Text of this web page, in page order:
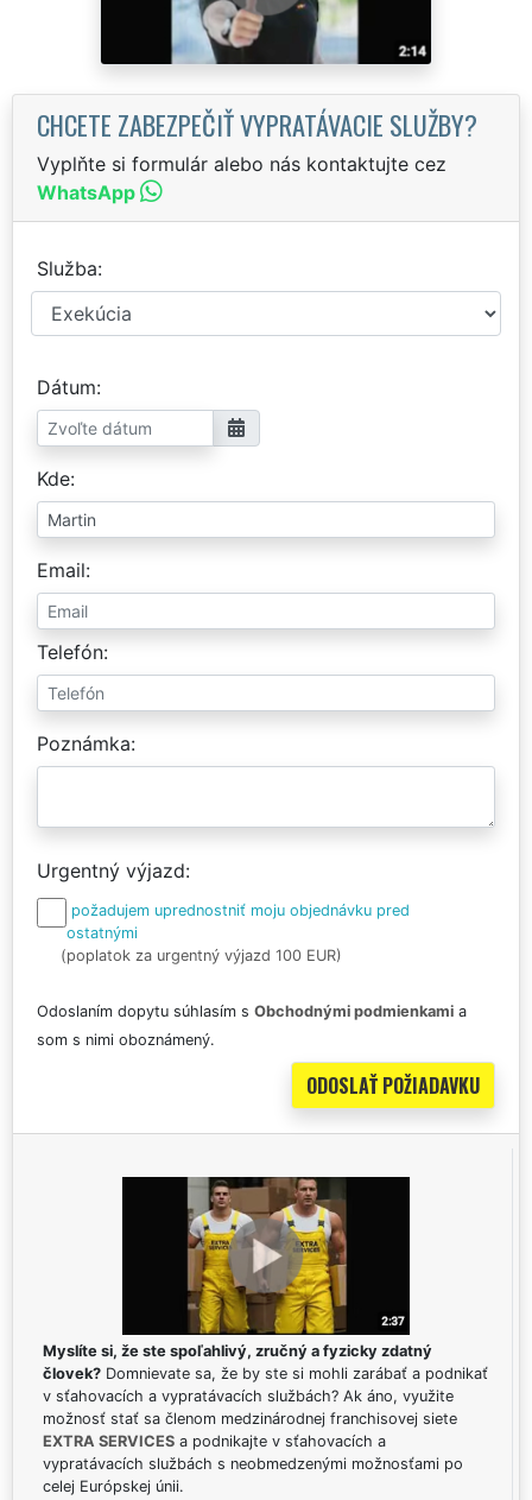
CHCETE ZABEZPEČIŤ VYPRATÁVACIE SLUŽBY?
Vyplňte si formulár alebo nás kontaktujte cez
WhatsApp
Služba
Dátum
Kde
Email
Telefón
Poznámka
Urgentný výjazd
požadujem uprednostniť moju objednávku pred
ostatnými
(poplatok za urgentný výjazd 100 EUR)
Odoslaním dopytu súhlasím s Obchodnými podmienkami a
som s nimi oboznámený.
Myslíte si, že ste spoľahlivý, zručný a fyzicky zdatný
človek? Domnievate sa, že by ste si mohli zarábať a podnikať
v sťahovacích a vypratávacích službách? Ak áno, využite
možnosť stať sa členom medzinárodnej franchisovej siete
EXTRA SERVICES a podnikajte v sťahovacích a
vypratávacích službách s neobmedzenými možnosťami po
celej Európskej únii.